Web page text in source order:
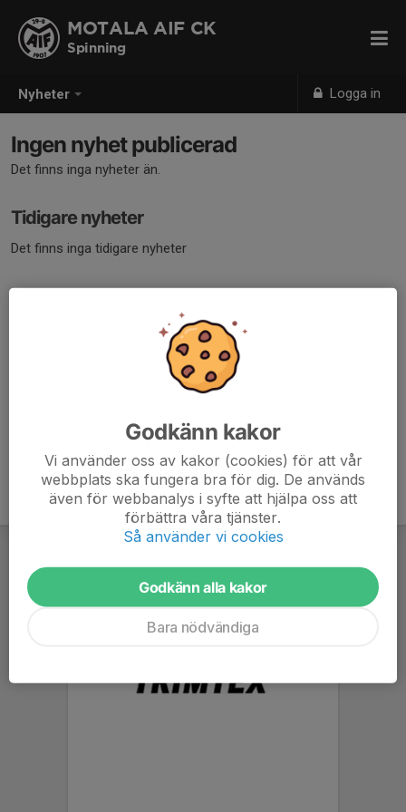
Nyheter Logga in
MOTALA AIF CK
Spinning
Ingen nyhet publicerad
Det finns inga nyheter än.
Tidigare nyheter
Det finns inga tidigare nyheter
Godkänn kakor
Vi använder oss av kakor (cookies) för att vår
webbplats ska fungera bra för dig. De används
även för webbanalys i syfte att hjälpa oss att
förbättra våra tjänster.
Så använder vi cookies
Godkänn alla kakor
Bara nödvändiga